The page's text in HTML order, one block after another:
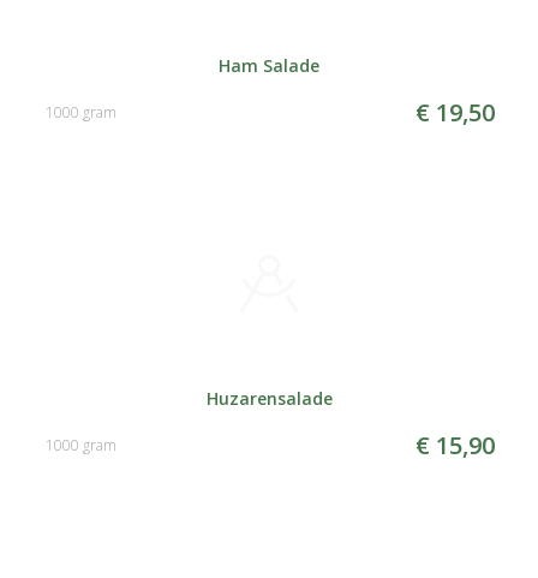
Ham Salade
€ 19,50
1000 gram
Huzarensalade
€ 15,90
1000 gram